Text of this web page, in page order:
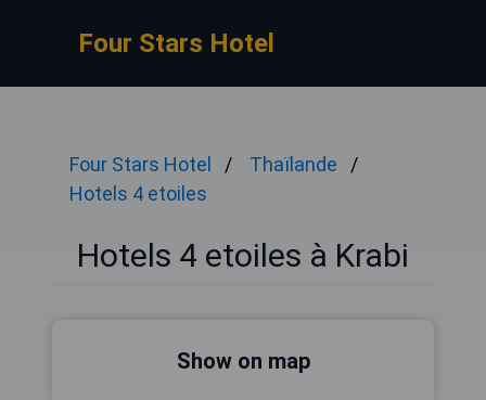
Four Stars Hotel
Four Stars Hotel
Thaïlande
Hotels 4 etoiles
Hotels 4 etoiles à Krabi
Show on map